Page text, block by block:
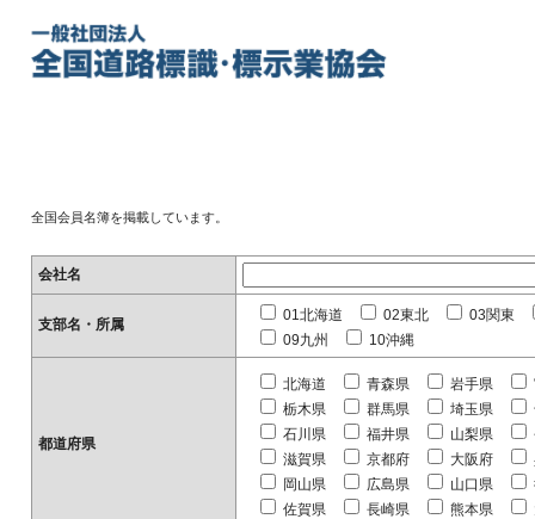
全国会員名簿を掲載しています。
会社名
支部名・所属
01北海道 02東北
03関東
09九州
10沖縄
都道府県
北海道 青森県 岩手県
栃木県
群馬県 埼玉県
石川県
福井県 山梨県
滋賀県
京都府 大阪府
岡山県
広島県 山口県
佐賀県
長崎県 熊本県